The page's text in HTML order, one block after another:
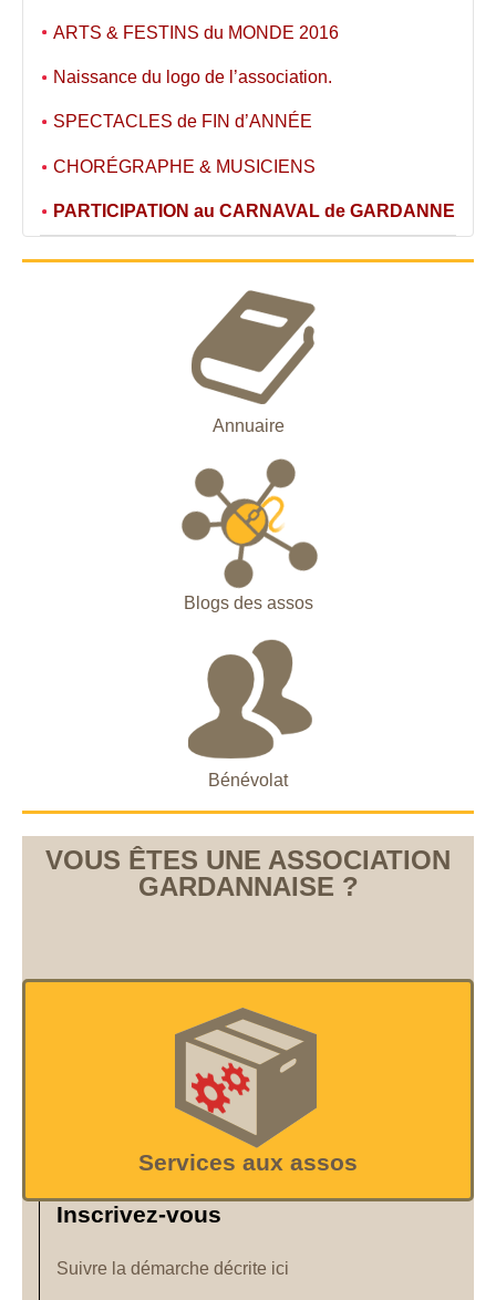
ARTS & FESTINS du MONDE 2016
Naissance du logo de l’association.
SPECTACLES de FIN d’ANNÉE
CHORÉGRAPHE & MUSICIENS
PARTICIPATION au CARNAVAL de GARDANNE
Annuaire
Blogs des assos
Bénévolat
VOUS ÊTES UNE ASSOCIATION
GARDANNAISE ?
Services aux assos
Inscrivez-vous
Suivre la démarche décrite ici